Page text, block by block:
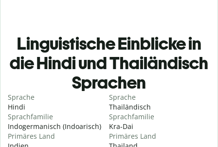
Linguistische Einblicke in
die Hindi und Thailändisch
Sprachen
Sprache
Hindi
Sprachfamilie
Indogermanisch (Indoarisch)
Primäres Land
Sprache
Thailändisch
Sprachfamilie
Kra-Dai
Primäres Land